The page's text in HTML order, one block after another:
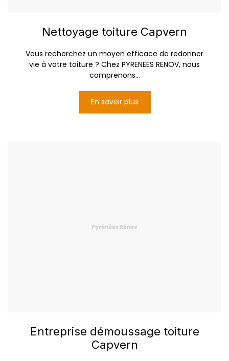
Nettoyage toiture Capvern
Vous recherchez un moyen efficace de redonner
vie à votre toiture ? Chez PYRENEES RENOV, nous
comprenons...
En savoir plus
Entreprise démoussage toiture
Capvern